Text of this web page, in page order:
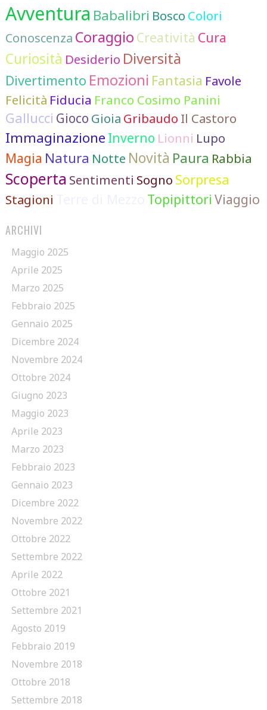
Avventura Babalibri Bosco Colori
Conoscenza Coraggio Creatività Cura
Curiosità Desiderio Diversità
Divertimento Emozioni Fantasia Favole
Felicità Fiducia Franco Cosimo Panini
Gallucci Gioco Gioia Gribaudo Il Castoro
Immaginazione Inverno Lionni Lupo
Magia Natura Notte Novità Paura Rabbia
Scoperta Sentimenti Sogno Sorpresa
Stagioni Topipittori Viaggio
ARCHIVI
Maggio 2025
Aprile 2025
Marzo 2025
Febbraio 2025
Gennaio 2025
Dicembre 2024
Novembre 2024
Ottobre 2024
Giugno 2023
Maggio 2023
Aprile 2023
Marzo 2023
Febbraio 2023
Gennaio 2023
Dicembre 2022
Novembre 2022
Ottobre 2022
Settembre 2022
Aprile 2022
Ottobre 2021
Settembre 2021
Agosto 2019
Febbraio 2019
Novembre 2018
Ottobre 2018
Settembre 2018